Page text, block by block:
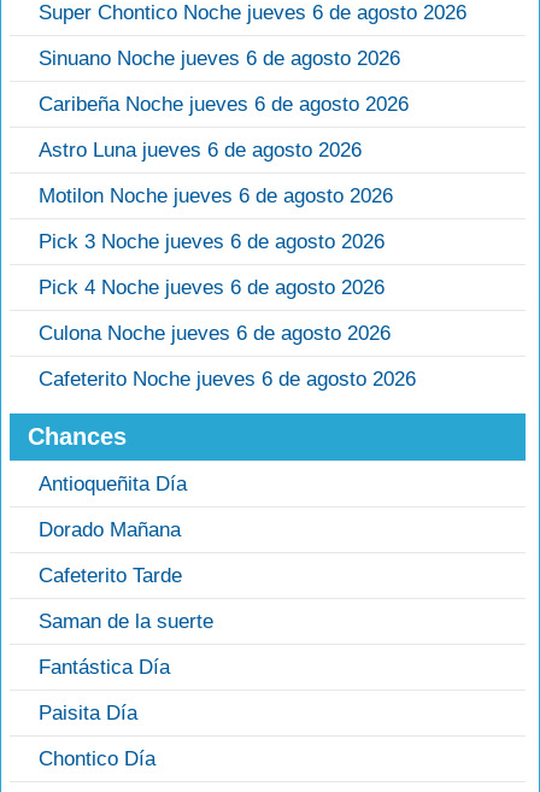
Super Chontico Noche jueves 6 de agosto 2026
Sinuano Noche jueves 6 de agosto 2026
Caribeña Noche jueves 6 de agosto 2026
Astro Luna jueves 6 de agosto 2026
Motilon Noche jueves 6 de agosto 2026
Pick 3 Noche jueves 6 de agosto 2026
Pick 4 Noche jueves 6 de agosto 2026
Culona Noche jueves 6 de agosto 2026
Cafeterito Noche jueves 6 de agosto 2026
Chances
Antioqueñita Día
Dorado Mañana
Cafeterito Tarde
Saman de la suerte
Fantástica Día
Paisita Día
Chontico Día